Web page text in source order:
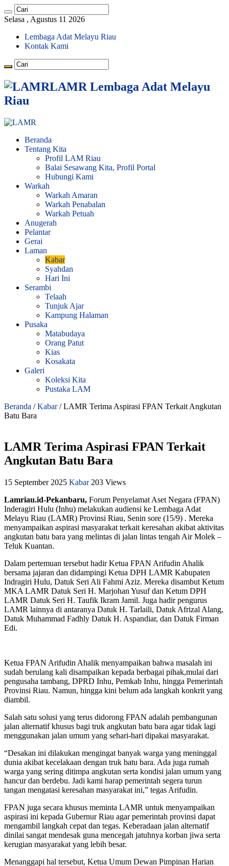
Selasa , Agustus 11 2026
Lembaga Adat Melayu Riau
Kontak Kami
LAMR Lembaga Adat Melayu
Riau
Beranda
Tentang Kita
Profil LAM Riau
Balai Sesawang Kita, Profil Portal
Hubungi Kami
Warkah
Warkah Amaran
Warkah Penabalan
Warkah Petuah
Anugerah
Pelantar
Gerai
Laman
Kabar
Syahdan
Hari Ini
Serambi
Telaah
Tunjuk Ajar
Kampung Halaman
Pusaka
Matabudaya
Orang Patut
Kias
Kosakata
Galeri
Koleksi Kita
Pustaka LAM
Beranda / Kabar / LAMR Terima Aspirasi FPAN Terkait Angkutan
Batu Bara
LAMR Terima Aspirasi FPAN Terkait
Angkutan Batu Bara
15 September 2025 Kabar 203 Views
Lamriau.id-Pekanbaru, Forum Penyelamat Aset Negara (FPAN)
Inderagiri Hulu (Inhu) melakukan audiensi ke Lembaga Adat
Melayu Riau (LAMR) Provinsi Riau, Senin sore (15/9) . Mereka
menyampaikan aspirasi masyarakat terkait keresahan akibat aktivitas
angkutan batu bara yang melintas di jalan lintas tengah Air Molek –
Teluk Kuantan.
Dalam pertemuan tersebut hadir Ketua FPAN Arifudin Ahalik
bersama jajaran dan didampingi Ketua DPH LAMR Kabupaten
Indragiri Hulu, Datuk Seri Ali Fahmi Aziz. Mereka disambut Ketum
MKA LAMR Datuk Seri H. Marjohan Yusuf dan Ketum DPH
LAMR Datuk Seri H. Taufik Ikram Jamil. Juga hadir pengurus
LAMR lainnya di antaranya Datuk H. Tarlaili, Datuk Afrizal Alang,
Datuk Muhammad Fadhly Datuk H. Aspandiar, dan Datuk Firman
Edi.
Ketua FPAN Arifudin Ahalik menyampaikan bahwa masalah ini
sudah berulang kali disampaikan kepada berbagai pihak,mulai dari
pengusaha tambang, DPRD Inhu, Pemkab Inhu, hingga Pemerintah
Provinsi Riau. Namun, hingga kini belum ada langkah konkrit yang
diambil.
Salah satu solusi yang terus didorong FPAN adalah pembangunan
jalan alternatif khusus bagi truk angkutan batu bara agar tidak lagi
menggunakan jalan umum yang sehari-hari dipakai masyarakat.
“Desakan ini dilakukan mengingat banyak warga yang meninggal
dunia akibat kecelakaan dengan truk batu bara. Ada juga rumah
warga yang sering ditimpa angkutan serta kondisi jalan umum yang
hancur dan berdebu. Jadi kami harap pemerintah segera turun
tangan mengatasi keresahan masyarakat ini,” tegas Arifudin.
FPAN juga secara khusus meminta LAMR untuk menyampaikan
aspirasi ini kepada Gubernur Riau agar pemerintah provinsi dapat
mengambil langkah cepat dan tegas. Keberadaan jalan alternatif
dinilai sangat mendesak guna mencegah jatuhnya korban jiwa serta
kerugian masyarakat yang lebih besar.
Menanggapi hal tersebut, Ketua Umum Dewan Pimpinan Harian